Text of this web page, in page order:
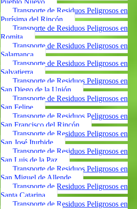
Pueblo Nuevo
Transporte de Residuos Peligrosos en
Purísima del Rincón
Transporte de Residuos Peligrosos en
Romita
Transporte de Residuos Peligrosos en
Salamanca
Transporte de Residuos Peligrosos en
Salvatierra
Transporte de Residuos Peligrosos en
San Diego de la Unión
Transporte de Residuos Peligrosos en
San Felipe
Transporte de Residuos Peligrosos en
San Francisco del Rincón
Transporte de Residuos Peligrosos en
San José Iturbide
Transporte de Residuos Peligrosos en
San Luis de la Paz
Transporte de Residuos Peligrosos en
San Miguel de Allende
Transporte de Residuos Peligrosos en
Santa Catarina
Transporte de Residuos Peligrosos en